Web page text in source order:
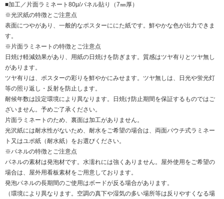
■加工／片面ラミネート80μ/パネル貼り（7㎜厚）
※光沢紙の特徴とご注意点
表面につやがあり、一般的なポスターににた紙です。鮮やかな色が出力できま
す。
※片面ラミネートの特徴とご注意点
日焼け軽減効果があり、用紙の日焼けを防ぎます。質感はツヤ有りとツヤ無し
があります。
ツヤ有りは、ポスターの彩りを鮮やかにみせます。ツヤ無しは、日光や蛍光灯
等の照り返し・反射を防止します。
耐候年数は設定環境により異なります。日焼け防止期間を保証するものではご
ざいません。予めご了承ください。
片面ラミネートのため、裏面は加工がありません。
光沢紙には耐水性がないため、耐水をご希望の場合は、両面パウチ式ラミネー
ト又はユポ紙（耐水紙）をお選びください。
※パネルの特徴とご注意点
パネルの素材は発泡材です。水濡れには強くありません。屋外使用をご希望の
場合は、屋外用看板素材をご用意しております。
発泡パネルの長期間のご使用はボードが反る場合があります。
（環境により異なります。空調の真下や湿気の多い場所等は反りやすくなる場